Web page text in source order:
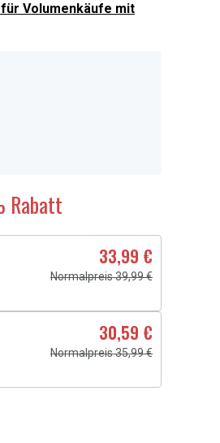
Volumenkäufe mit
Rabatt
33,99 €
Normalpreis 39,99 €
30,59 €
Normalpreis 35,99 €